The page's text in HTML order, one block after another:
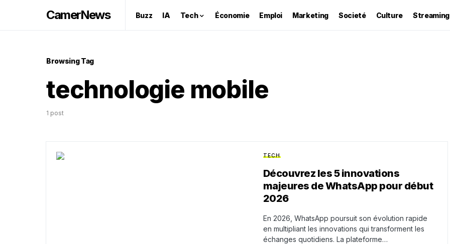
CamerNews Buzz IA Tech Économie Emploi Marketing Societé Culture Streaming
Browsing Tag
technologie mobile
1 post
TECH
Découvrez les 5 innovations
majeures de WhatsApp pour début
2026
En 2026, WhatsApp poursuit son évolution rapide
en multipliant les innovations qui transforment les
échanges quotidiens. La plateforme…